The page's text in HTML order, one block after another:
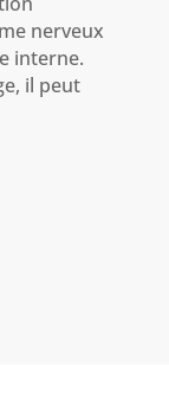
nerveux
interne.
il peut